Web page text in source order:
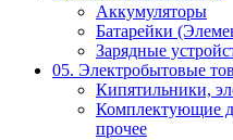
Аккумуляторы
Батарейки
Зарядные
05. Электробытовые
Кипятильники,
Комплектующие
прочее